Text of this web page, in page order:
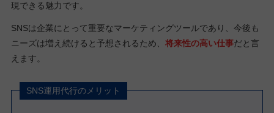
現できる魅力です。
SNSは企業にとって重要なマーケティングツールであり、今後も
ニーズは増え続けると予想されるため、 将来性の高い仕事だと言
えます。
SNS運用代行のメリット